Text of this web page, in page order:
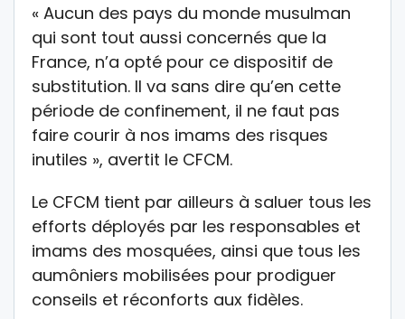
« Aucun des pays du monde musulman
qui sont tout aussi concernés que la
France, n’a opté pour ce dispositif de
substitution. Il va sans dire qu’en cette
période de confinement, il ne faut pas
faire courir à nos imams des risques
inutiles », avertit le CFCM.
Le CFCM tient par ailleurs à saluer tous les
efforts déployés par les responsables et
imams des mosquées, ainsi que tous les
aumôniers mobilisées pour prodiguer
conseils et réconforts aux fidèles.